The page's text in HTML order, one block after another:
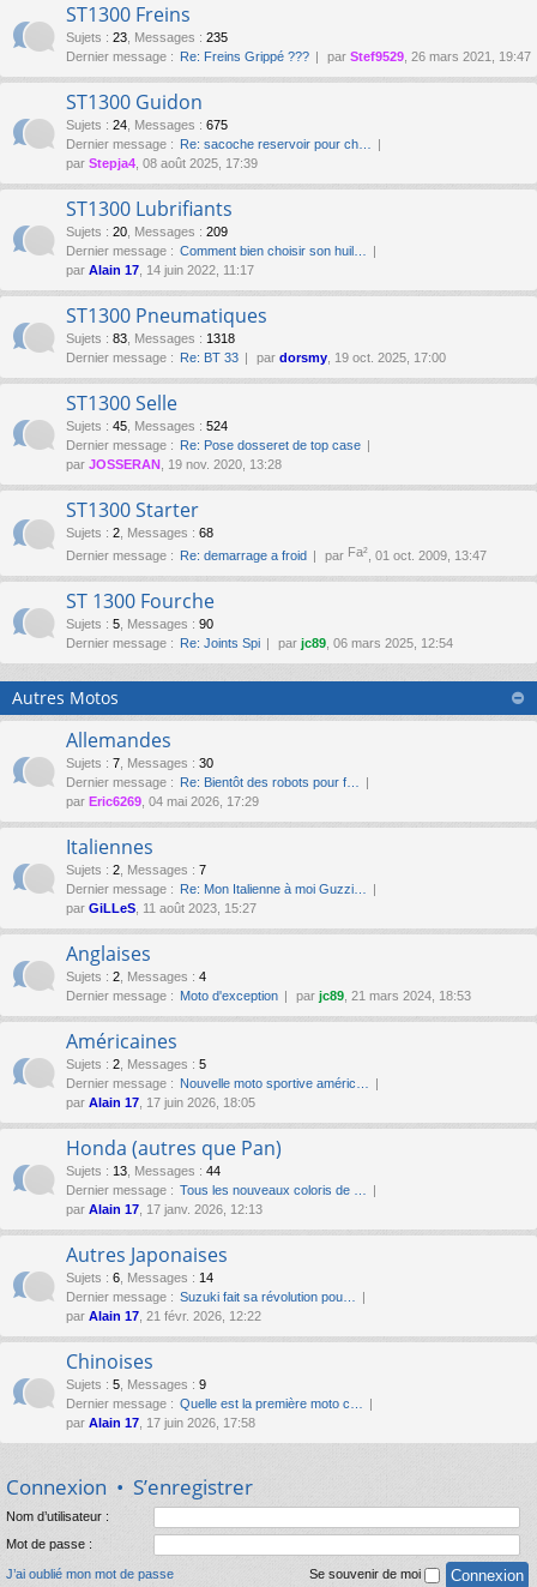
ST1300 Freins
Sujets : 23 Messages : 235
Dernier message : Re: Freins Grippé ??? par Stef9529 , 26 mars 2021, 19:47
ST1300 Guidon
Sujets : 24 Messages : 675
Dernier message : Re: sacoche reservoir pour ch…
par Stepja4 , 08 août 2025, 17:39
ST1300 Lubrifiants
Sujets : 20 Messages : 209
Dernier message : Comment bien choisir son huil…
par Alain 17 , 14 juin 2022, 11:17
ST1300 Pneumatiques
Sujets : 83 Messages : 1318
Dernier message : Re: BT 33 par dorsmy , 19 oct. 2025, 17:00
ST1300 Selle
Sujets : 45 Messages : 524
Dernier message : Re: Pose dosseret de top case
par JOSSERAN , 19 nov. 2020, 13:28
ST1300 Starter
Sujets : 2 Messages : 68
Dernier message : Re: demarrage a froid par Fa² , 01 oct. 2009, 13:47
ST 1300 Fourche
Sujets : 5 Messages : 90
Dernier message : Re: Joints Spi par jc89 , 06 mars 2025, 12:54
Autres Motos
Allemandes
Sujets : 7 Messages : 30
Dernier message : Re: Bientôt des robots pour f…
par Eric6269 , 04 mai 2026, 17:29
Italiennes
Sujets : 2 Messages : 7
Dernier message : Re: Mon Italienne à moi Guzzi…
par GiLLeS , 11 août 2023, 15:27
Anglaises
Sujets : 2 Messages : 4
Dernier message : Moto d'exception par jc89 , 21 mars 2024, 18:53
Américaines
Sujets : 2 Messages : 5
Dernier message : Nouvelle moto sportive améric…
par Alain 17 , 17 juin 2026, 18:05
Honda (autres que Pan)
Sujets : 13 Messages : 44
Dernier message : Tous les nouveaux coloris de …
par Alain 17 , 17 janv. 2026, 12:13
Autres Japonaises
Sujets : 6 Messages : 14
Dernier message : Suzuki fait sa révolution pou…
par Alain 17 , 21 févr. 2026, 12:22
Chinoises
Sujets : 5 Messages : 9
Dernier message : Quelle est la première moto c…
par Alain 17 , 17 juin 2026, 17:58
Connexion • S’enregistrer
Nom d’utilisateur :
Mot de passe :
J’ai oublié mon mot de passe Se souvenir de moi